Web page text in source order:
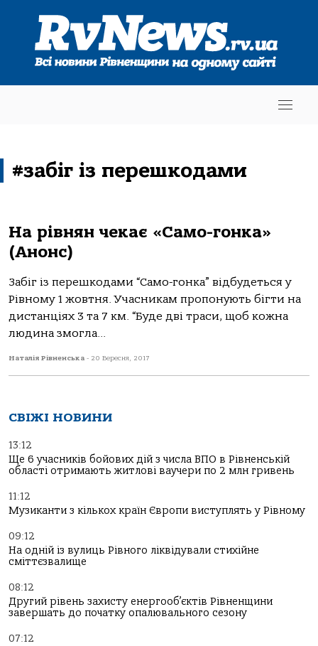
#забіг із перешкодами
На рівнян чекає «Само-гонка»
(Анонс)
Забіг із перешкодами “Само-гонка” відбудеться у
Рівному 1 жовтня. Учасникам пропонують бігти на
дистанціях 3 та 7 км. “Буде дві траси, щоб кожна
людина змогла...
Наталія Рівненська - 20 Вересня, 2017
СВІЖІ НОВИНИ
13:12
Ще 6 учасників бойових дій з числа ВПО в Рівненській
області отримають житлові ваучери по 2 млн гривень
11:12
Музиканти з кількох країн Європи виступлять у Рівному
09:12
На одній із вулиць Рівного ліквідували стихійне
сміттєзвалище
08:12
Другий рівень захисту енергооб’єктів Рівненщини
завершать до початку опалювального сезону
07:12